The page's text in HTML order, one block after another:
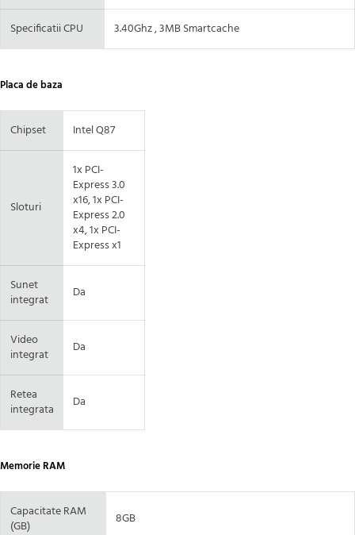
Specificatii CPU 3.40Ghz , 3MB Smartcache
Placa de baza
Chipset Intel Q87
Sloturi
1x PCI-
Express 3.0
x16, 1x PCI-
Express 2.0
x4, 1x PCI-
Express x1
Sunet
integrat
Da
Video
integrat
Da
Retea
integrata
Da
Memorie RAM
Capacitate RAM
(GB)
8GB